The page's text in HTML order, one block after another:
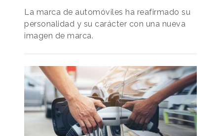
La marca de automóviles ha reafirmado su
personalidad y su carácter con una nueva
imagen de marca.